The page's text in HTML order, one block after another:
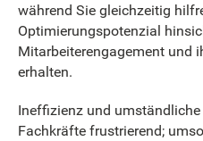
während Sie gleichzeitig
Optimierungspotenzial
Mitarbeiterengagement und
erhalten.
Ineffizienz und
Fachkräfte frustrierend;